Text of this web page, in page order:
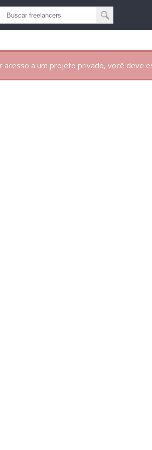
a um projeto privado, você deve